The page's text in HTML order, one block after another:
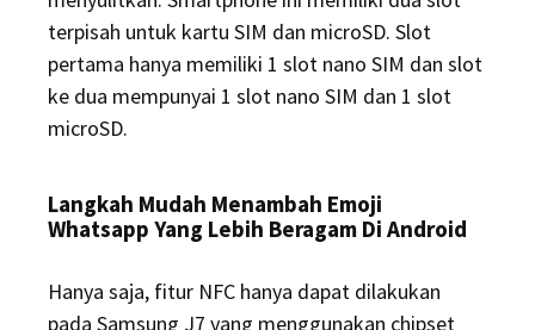
terpisah untuk kartu SIM dan microSD. Slot
pertama hanya memiliki 1 slot nano SIM dan slot
ke dua mempunyai 1 slot nano SIM dan 1 slot
microSD.
Langkah Mudah Menambah Emoji
Whatsapp Yang Lebih Beragam Di Android
Hanya saja, fitur NFC hanya dapat dilakukan
pada Samsung J7 yang menggunakan chipset